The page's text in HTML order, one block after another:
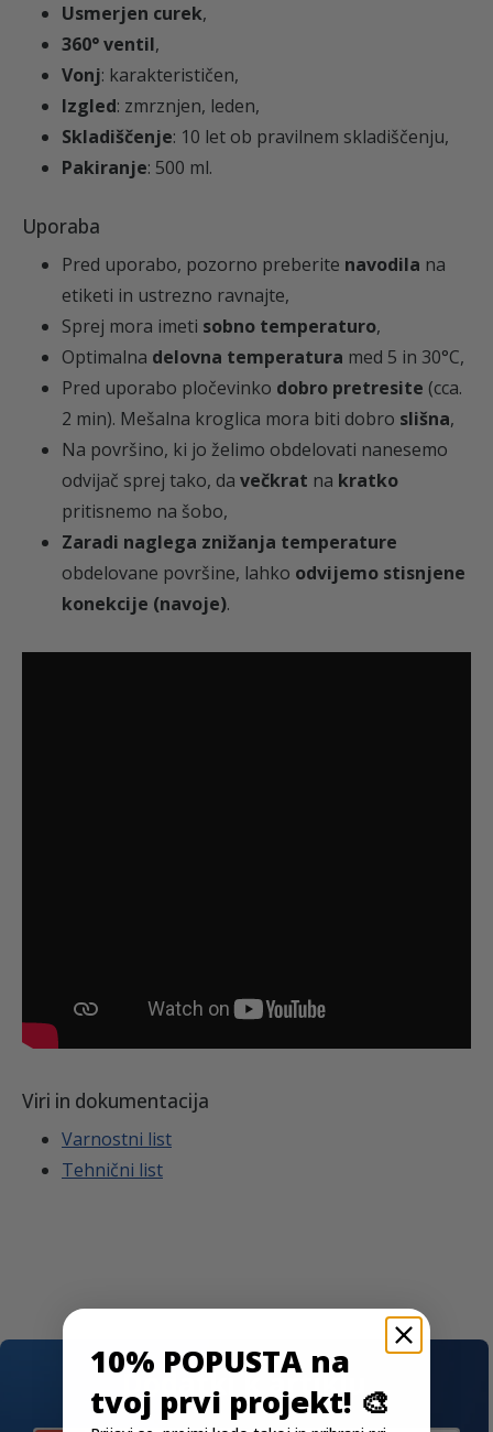
.
Usmerjen curek,
360° ventil,
Vonj: karakterističen,
Izgled: zmrznjen, leden,
Skladiščenje: 10 let ob pravilnem skladiščenju,
Pakiranje: 500 ml.
Uporaba
Pred uporabo, pozorno preberite navodila na
etiketi in ustrezno ravnajte,
Sprej mora imeti sobno temperaturo,
Optimalna delovna temperatura med 5 in 30°C,
Pred uporabo pločevinko dobro pretresite (cca.
2 min). Mešalna kroglica mora biti dobro slišna,
Na površino, ki jo želimo obdelovati nanesemo
odvijač sprej tako, da večkrat na kratko
pritisnemo na šobo,
Zaradi naglega znižanja temperature
obdelovane površine, lahko odvijemo stisnjene
konekcije (navoje).
Viri in dokumentacija
Varnostni list
Tehnični list
Dodatki k artiklu
10% POPUSTA na
tvoj prvi projekt! 🎨